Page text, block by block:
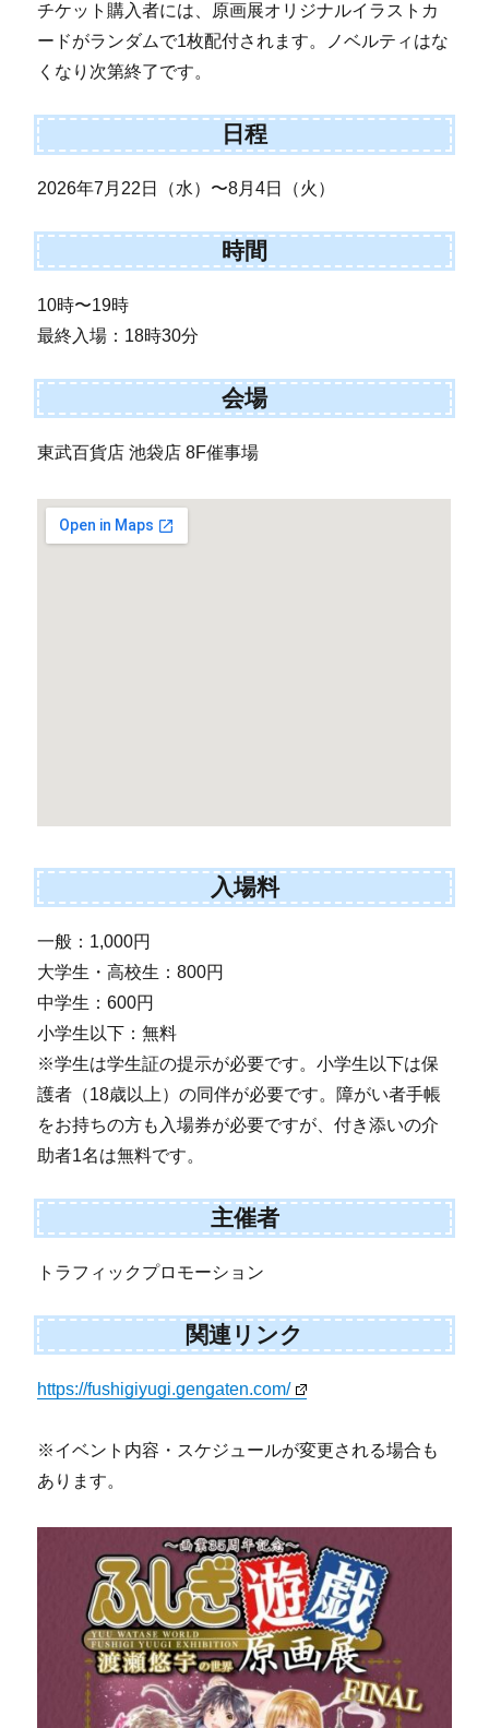
チケット購入者には、原画展オリジナルイラストカ
ードがランダムで1枚配付されます。ノベルティはな
くなり次第終了です。
日程
2026年7月22日（水）〜8月4日（火）
時間
10時〜19時
最終入場：18時30分
会場
東武百貨店 池袋店 8F催事場
入場料
一般：1,000円
大学生・高校生：800円
中学生：600円
小学生以下：無料
※学生は学生証の提示が必要です。小学生以下は保
護者（18歳以上）の同伴が必要です。障がい者手帳
をお持ちの方も入場券が必要ですが、付き添いの介
助者1名は無料です。
主催者
トラフィックプロモーション
関連リンク
https://fushigiyugi.gengaten.com/
※イベント内容・スケジュールが変更される場合も
あります。